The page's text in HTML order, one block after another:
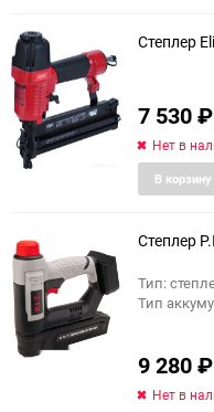
Степлер
7 530₽
Нет в
В корзину
Степлер
Тип:
Тип
9 280₽
Нет в